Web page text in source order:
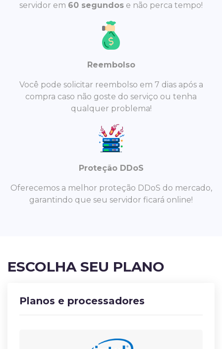
servidor em 60 segundos e não perca tempo!
Reembolso
Você pode solicitar reembolso em 7 dias após a
compra caso não goste do serviço ou tenha
qualquer problema!
Proteção DDoS
Oferecemos a melhor proteção DDoS do mercado,
garantindo que seu servidor ficará online!
ESCOLHA SEU PLANO
Planos e processadores